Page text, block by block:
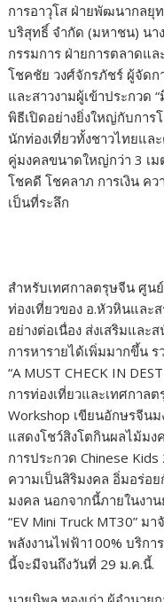
การอาวุโส ฝ่ายพัฒนากลยุ
บริสุทธิ์ จำกัด (มหาชน) นา
กรรมการ ฝ่ายการตลาดแ
โชคชัย วงศ์จักรภัชร์ ผู้จัด
และสาวงามผู้เข้าประกวด
พิธีเปิดอย่างยิ่งใหญ่กับการ
นักท่องเที่ยวทั้งชาวไทยแล
คู่มงคลขนาดใหญ่กว่า 3 เ
โชคดี โชคลาภ การเงิน ค
เป็นที่ระลึก
สำหรับเทศกาลตรุษจีน ศูน
ท่องเที่ยวของ อ.หัวหินและ
อย่างต่อเนื่อง ส่งเสริมแล
การหารายได้เพิ่มมากขึ้น ร
“A MUST CHECK IN
การท่องเที่ยวและเทศกาล
Workshop เขียนอักษรจีน
แสดงโชว์สิงโตกินผลไม้มง
การประกวด Chinese
ความเป็นสิริมงคล อิ่มอร่อ
มงคล นอกจากนี้ภายในงา
“EV Mini Truck MT30” ม
พลังงานไฟฟ้า100% บริกา
นี้จะมีจนถึงวันที่ 29 ม.ค.นี้.